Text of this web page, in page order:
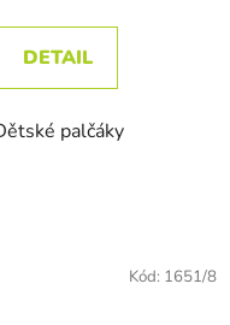
DETAIL
palčáky
Kód: 1651/8